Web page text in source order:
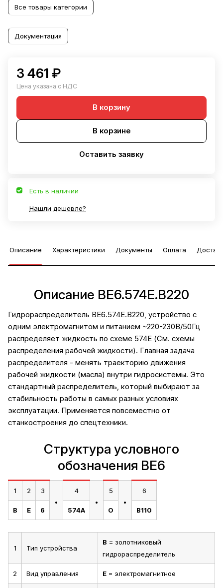
Все товары категории
Документация
3 461 ₽
Цена указана с НДС
В корзину
В корзине
Оставить заявку
Есть в наличии
Нашли дешевле?
Описание Характеристики Документы Оплата
Описание ВЕ6.574Е.В220
Гидрораспределитель ВЕ6.574Е.В220, устройство с
одним электромагнитом и питанием ~220-230В/50Гц
распределяет жидкость по схеме 574Е (См. схемы
распределения рабочей жидкости). Главная задача
распределителя - менять траекторию движения
рабочей жидкости (масла) внутри гидросистемы. Это
стандартный распределитель, который выбирают за
стабильность работы в самых разных условиях
эксплуатации. Применяется повсеместно от
станкостроения до спецтехники.
Структура условного
обозначения ВЕ6
1 2 3 . 4 . 5 . 6
В Е 6 574А О В110
1 Тип устройства
В = золотниковый
гидрораспределитель
2 Вид управления Е = электромагнитное